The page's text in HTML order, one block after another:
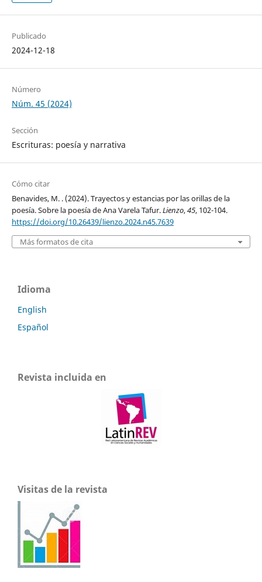
Publicado
2024-12-18
Número
Núm. 45 (2024)
Sección
Escrituras: poesía y narrativa
Cómo citar
Benavides, M. . (2024). Trayectos y estancias por las orillas de la
poesía. Sobre la poesía de Ana Varela Tafur.Lienzo,45, 102-104.
https://doi.org/10.26439/lienzo.2024.n45.7639
Más formatos de cita
Idioma
English
Español
Revista incluida en
Visitas de la revista